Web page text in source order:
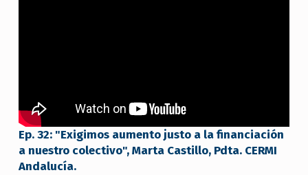
Ep. 32: "Exigimos aumento justo a la financiación
a nuestro colectivo", Marta Castillo, Pdta. CERMI
Andalucía.